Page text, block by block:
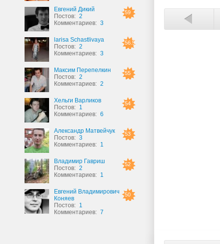
59
Евгений Дикий
Постов: 2
Комментариев: 3
56.5
larisa Schastlivaya
Постов: 2
Комментариев: 3
55
Максим Перепелкин
Постов: 2
Комментариев: 2
54
Хельги Варликов
Постов: 1
Комментариев: 6
53
Александр Матвейчук
Постов: 3
Комментариев: 1
52
Владимир Гавриш
Постов: 2
Комментариев: 1
50
Евгений Владимирович
Коняев
Постов: 1
Комментариев: 7